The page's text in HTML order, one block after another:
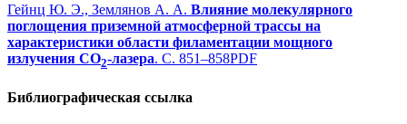
Гейнц Ю. Э., Землянов А. А. Влияние молекулярного
поглощения приземной атмосферной трассы на
характеристики области филаментации мощного
излучения CO2-лазера. С. 851–858PDF
Библиографическая ссылка